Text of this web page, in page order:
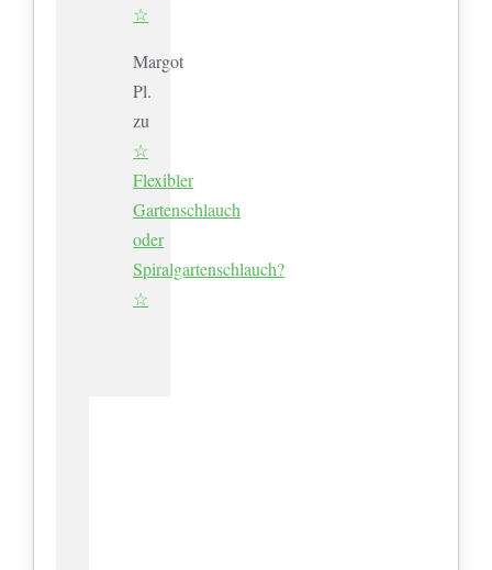
☆
Margot
Pl.
zu
☆
Flexibler
Gartenschlauch
oder
Spiralgartenschlauch?
☆